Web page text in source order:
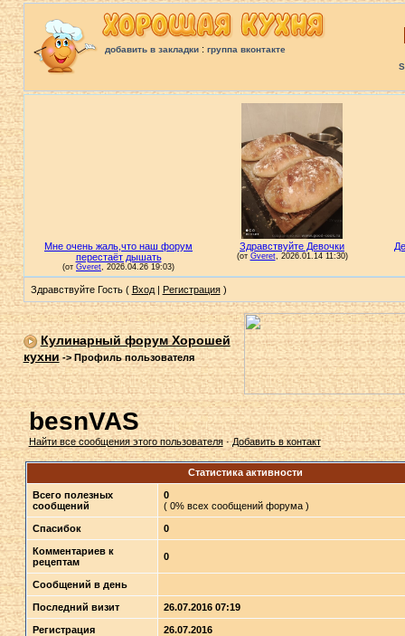
добавить в закладки: группа вконтакте
Здравствуйте Гость ( Вход| Регистрация)
Кулинарный форум Хорошей
кухни->Профиль пользователя
besnVAS
Найти все сообщения этого пользователя·Добавить в контакт
Статистика активности
Всего полезных
сообщений
0
( 0% всех сообщений форума )
Спасибок 0
Комментариев к
рецептам
0
Сообщений в день
Последний визит 26.07.2016 07:19
Регистрация 26.07.2016